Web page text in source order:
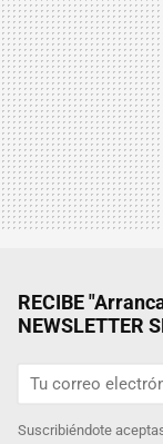
RECIBE
NEWSLETTER
Suscribiéndote